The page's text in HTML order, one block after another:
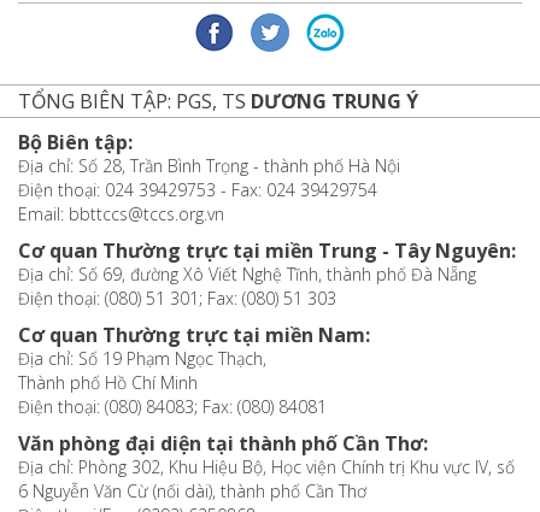
TỔNG BIÊN TẬP: PGS, TS DƯƠNG TRUNG Ý
Bộ Biên tập:
Địa chỉ: Số 28, Trần Bình Trọng - thành phố Hà Nội
Điện thoại: 024 39429753 - Fax: 024 39429754
Email: bbttccs@tccs.org.vn
Cơ quan Thường trực tại miền Trung - Tây Nguyên:
Địa chỉ: Số 69, đường Xô Viết Nghệ Tĩnh, thành phố Đà Nẵng
Điện thoại: (080) 51 301; Fax: (080) 51 303
Cơ quan Thường trực tại miền Nam:
Địa chỉ: Số 19 Phạm Ngọc Thạch,
Thành phố Hồ Chí Minh
Điện thoại: (080) 84083; Fax: (080) 84081
Văn phòng đại diện tại thành phố Cần Thơ:
Địa chỉ: Phòng 302, Khu Hiệu Bộ, Học viện Chính trị Khu vực IV, số
6 Nguyễn Văn Cừ (nối dài), thành phố Cần Thơ